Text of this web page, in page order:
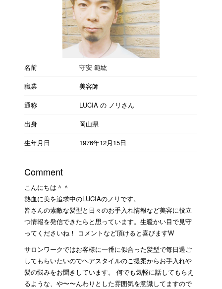
名前
守安 範紘
職業
美容師
通称
LUCIA の ノリさん
出身
岡山県
生年月日
1976年12月15日
Comment
こんにちは＾＾
熱血に美を追求中のLUCIAのノリです。
皆さんの素敵な髪型と日々のお手入れ情報など美容に役立
つ情報を発信できたらと思っています。生暖かい目で見守
ってくださいね！ コメントなど頂けると喜びますW
サロンワークではお客様に一番に似合った髪型で毎日過ご
してもらいたいのでヘアスタイルのご提案からお手入れや
髪の悩みをお聞きしています。 何でも気軽に話してもらえ
るような、や〜〜んわりとした雰囲気を意識してますので